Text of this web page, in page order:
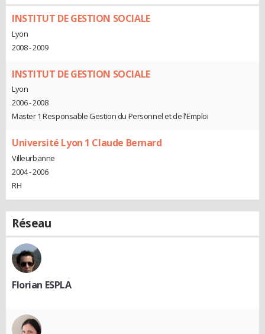
INSTITUT DE GESTION SOCIALE
Lyon
2008 - 2009
INSTITUT DE GESTION SOCIALE
Lyon
2006 - 2008
Master 1 Responsable Gestion du Personnel et de l'Emploi
Université Lyon 1 Claude Bernard
Villeurbanne
2004 - 2006
RH
Réseau
Florian ESPLA